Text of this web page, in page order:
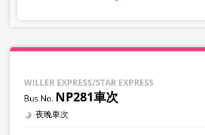
WILLER EXPRESS/STAR EXPRESS
NP281車次
夜晚車次